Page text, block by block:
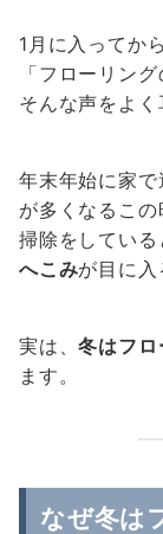
1月に入ってから
「フローリン
そんな声をよく
年末年始に家
が多くなるこの
掃除をしてい
へこみが目に入
実は、冬はフ
ます。
なぜ冬は